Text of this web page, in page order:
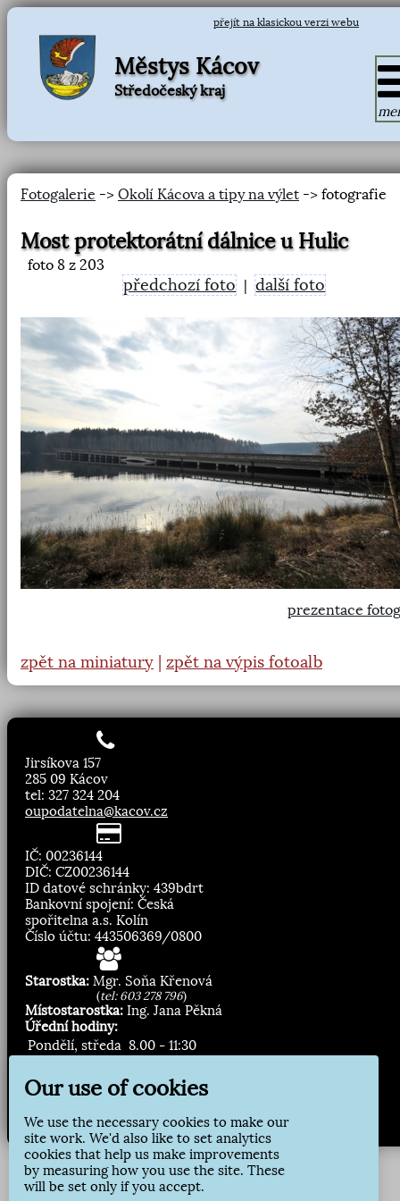
přejít na klasickou verzi webu
Městys Kácov
Středočeský kraj
Fotogalerie -> Okolí Kácova a tipy na výlet -> fotografie
Most protektorátní dálnice u Hulic
foto 8 z 203
předchozí foto |další foto
prezentace
zpět na miniatury zpět na výpis fotoalb
Jirsíkova 157
285 09 Kácov
tel: 327 324 204
oupodatelna@kacov.cz
IČ: 00236144
DIČ: CZ00236144
ID datové schránky: 439bdrt
Bankovní spojení: Česká
spořitelna a.s. Kolín
Číslo účtu: 443506369/0800
Starostka: Mgr. Soňa Křenová
(tel: 603 278 796)
Místostarostka: Ing. Jana Pěkná
Úřední hodiny:
Pondělí, středa 8.00 - 11:30
Přihlásit odběr
Our use of cookies
We use the necessary cookies to make our
site work. We'd also like to set analytics
cookies that help us make improvements
by measuring how you use the site. These
will be set only if you accept.